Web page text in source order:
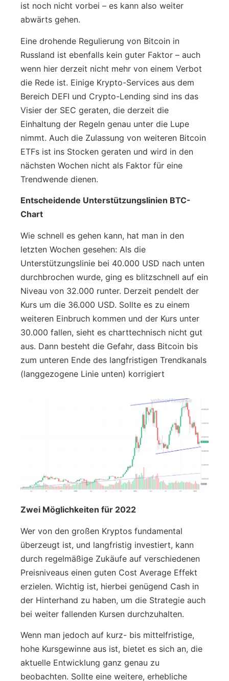
ist noch nicht vorbei – es kann also weiter
abwärts gehen.
Eine drohende Regulierung von Bitcoin in
Russland ist ebenfalls kein guter Faktor – auch
wenn hier derzeit nicht mehr von einem Verbot
die Rede ist. Einige Krypto-Services aus dem
Bereich DEFI und Crypto-Lending sind ins das
Visier der SEC geraten, die derzeit die
Einhaltung der Regeln genau unter die Lupe
nimmt. Auch die Zulassung von weiteren Bitcoin
ETFs ist ins Stocken geraten und wird in den
nächsten Wochen nicht als Faktor für eine
Trendwende dienen.
Entscheidende Unterstützungslinien BTC-
Chart
Wie schnell es gehen kann, hat man in den
letzten Wochen gesehen: Als die
Unterstützungslinie bei 40.000 USD nach unten
durchbrochen wurde, ging es blitzschnell auf ein
Niveau von 32.000 runter. Derzeit pendelt der
Kurs um die 36.000 USD. Sollte es zu einem
weiteren Einbruch kommen und der Kurs unter
30.000 fallen, sieht es charttechnisch nicht gut
aus. Dann besteht die Gefahr, dass Bitcoin bis
zum unteren Ende des langfristigen Trendkanals
(langgezogene Linie unten) korrigiert
Zwei Möglichkeiten für 2022
Wer von den großen Kryptos fundamental
überzeugt ist, und langfristig investiert, kann
durch regelmäßige Zukäufe auf verschiedenen
Preisniveaus einen guten Cost Average Effekt
erzielen. Wichtig ist, hierbei genügend Cash in
der Hinterhand zu haben, um die Strategie auch
bei weiter fallenden Kursen durchzuhalten.
Wenn man jedoch auf kurz- bis mittelfristige,
hohe Kursgewinne aus ist, bietet es sich an, die
aktuelle Entwicklung ganz genau zu
beobachten. Sollte eine weitere, erhebliche